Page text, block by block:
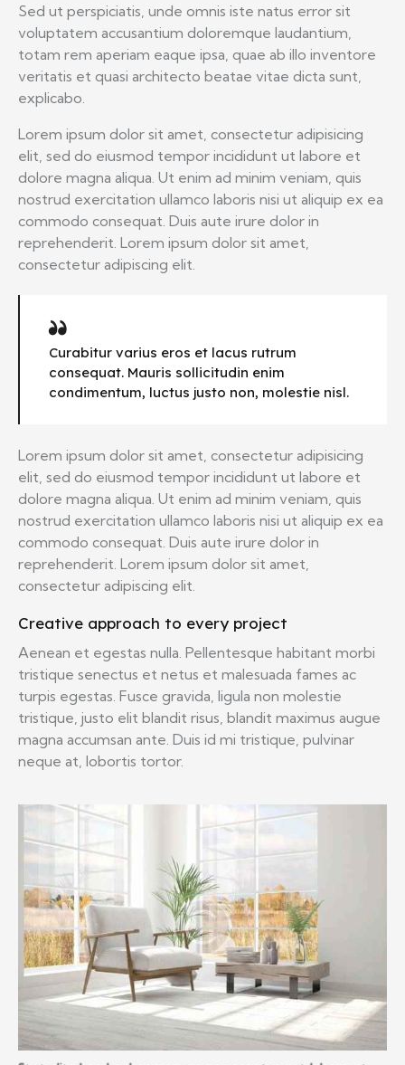
Sed ut perspiciatis, unde omnis iste natus error sit
voluptatem accusantium doloremque laudantium,
totam rem aperiam eaque ipsa, quae ab illo inventore
veritatis et quasi architecto beatae vitae dicta sunt,
explicabo.
Lorem ipsum dolor sit amet, consectetur adipisicing
elit, sed do eiusmod tempor incididunt ut labore et
dolore magna aliqua. Ut enim ad minim veniam, quis
nostrud exercitation ullamco laboris nisi ut aliquip ex ea
commodo consequat. Duis aute irure dolor in
reprehenderit. Lorem ipsum dolor sit amet,
consectetur adipiscing elit.
Curabitur varius eros et lacus rutrum
consequat. Mauris sollicitudin enim
condimentum, luctus justo non, molestie nisl.
Lorem ipsum dolor sit amet, consectetur adipisicing
elit, sed do eiusmod tempor incididunt ut labore et
dolore magna aliqua. Ut enim ad minim veniam, quis
nostrud exercitation ullamco laboris nisi ut aliquip ex ea
commodo consequat. Duis aute irure dolor in
reprehenderit. Lorem ipsum dolor sit amet,
consectetur adipiscing elit.
Creative approach to every project
Aenean et egestas nulla. Pellentesque habitant morbi
tristique senectus et netus et malesuada fames ac
turpis egestas. Fusce gravida, ligula non molestie
tristique, justo elit blandit risus, blandit maximus augue
magna accumsan ante. Duis id mi tristique, pulvinar
neque at, lobortis tortor.